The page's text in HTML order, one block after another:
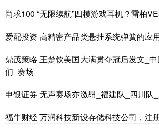
尚求100 “无限续航”四模游戏耳机？雷柏
爱配投资 高精密产品类悬挂系统弹簧的应
鼎茂策略 王楚钦美国大满贯夺冠后发文_
们_赛场
申银证券 无声赛场亦激昂_福建队_四川队
福牛财经 万润科技新设存储科技公司，注